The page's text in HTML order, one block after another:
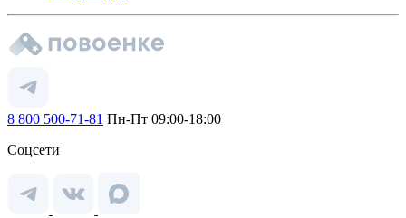
8 800 500-71-81 Пн-Пт 09:00-18:00
Соцсети